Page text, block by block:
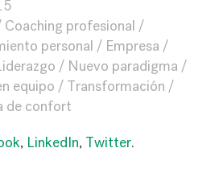
Coaching profesional
personal
Empresa
Nuevo paradigma
equipo
Transformación
de confort
, LinkedIn, Twitter.